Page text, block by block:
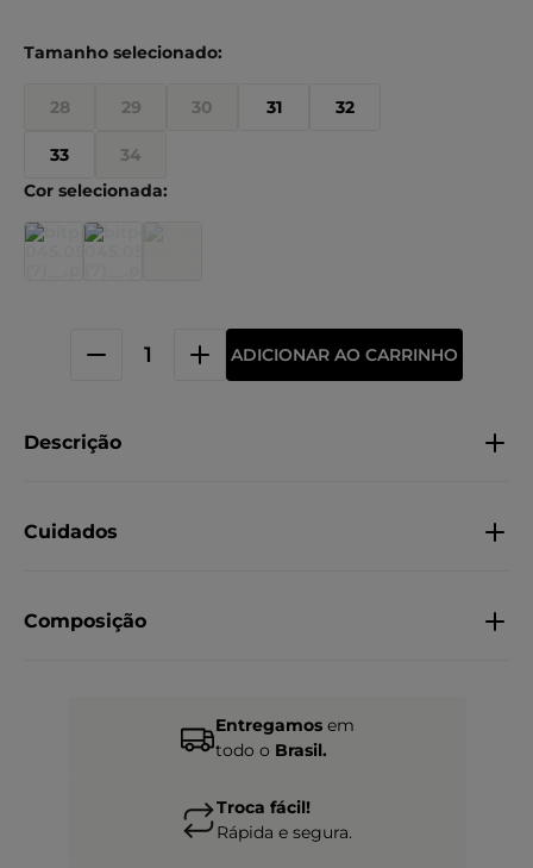
28 29 30 31 32
33 34
ADICIONAR AO CARRINHO
Descrição
Cuidados
Composição
Entregamosem
todo o Brasil.
Troca fácil!
Rápida e segura.